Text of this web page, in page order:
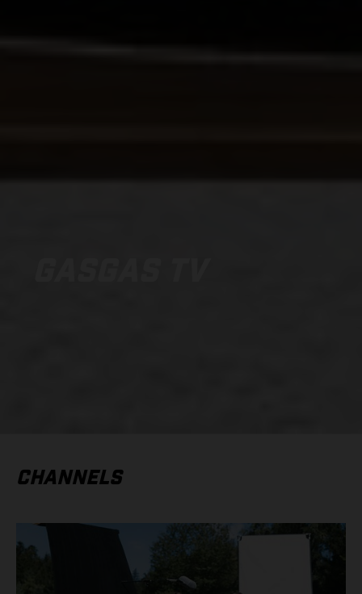
CHANNELS